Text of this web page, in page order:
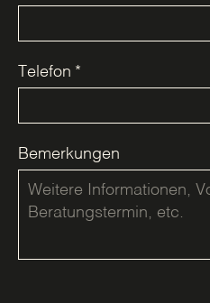
Telefon *
Bemerkungen